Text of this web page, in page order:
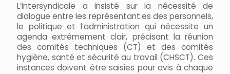
L’intersyndicale a insisté sur la nécessité de
dialogue entre les représentant.es des personnels,
le politique et l’administration qui nécessite un
agenda extrêmement clair, précisant la réunion
des comités techniques (CT) et des comités
hygiène, santé et sécurité au travail (CHSCT). Ces
instances doivent être saisies pour avis à chaque